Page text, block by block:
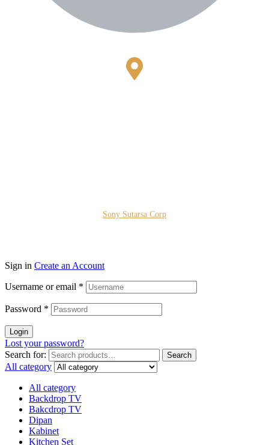
Sony Sutarsa Corp
Sign in Create an Account
Username or email *
Password *
Login
Lost your password?
Search for:
Search
All category
All category
Backdrop TV
Bakcdrop TV
Dipan
Kabinet
Kitchen Set